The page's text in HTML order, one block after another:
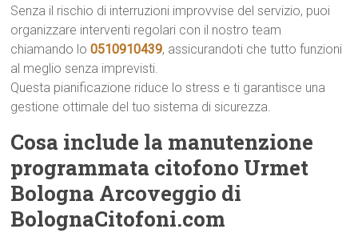
Senza il rischio di interruzioni improvvise del servizio, puoi
organizzare interventi regolari con il nostro team
chiamando lo0510910439, assicurandoti che tutto funzioni
al meglio senza imprevisti.
Questa pianificazione riduce lo stress e ti garantisce una
gestione ottimale del tuo sistema di sicurezza.
Cosa include la manutenzione
programmata citofono Urmet
Bologna Arcoveggio di
BolognaCitofoni.com